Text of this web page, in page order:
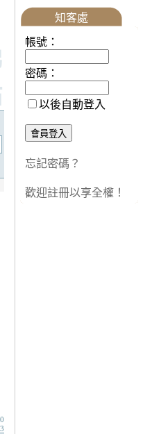
知客處
帳號：
密碼：
以後自動登入
忘記密碼？
歡迎註冊以享全權！